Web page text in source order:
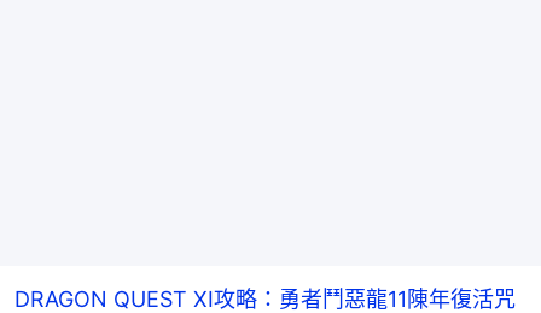
DRAGON QUEST XI攻略：勇者鬥惡龍11陳年復活咒